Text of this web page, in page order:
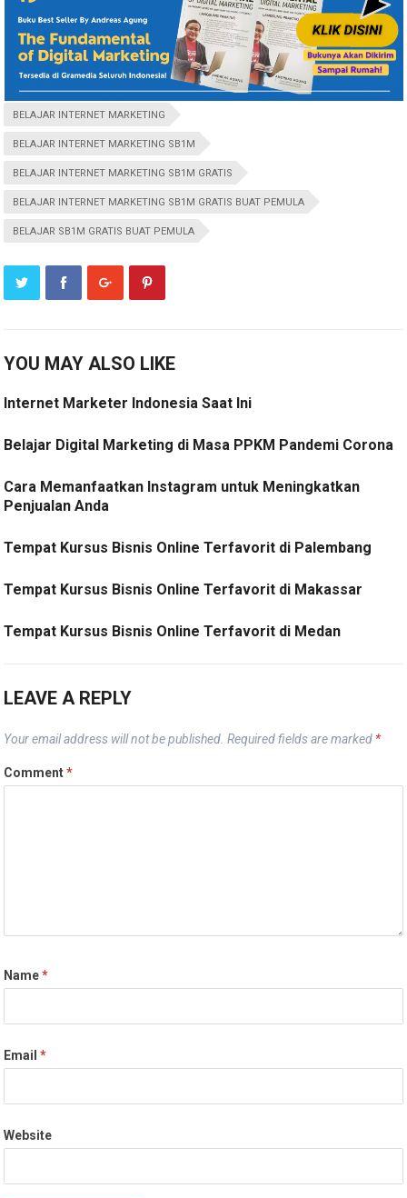
BELAJAR INTERNET MARKETING
BELAJAR INTERNET MARKETING SB1M
BELAJAR INTERNET MARKETING SB1M GRATIS
BELAJAR INTERNET MARKETING SB1M GRATIS BUAT PEMULA
BELAJAR SB1M GRATIS BUAT PEMULA
YOU MAY ALSO LIKE
Internet Marketer Indonesia Saat Ini
Belajar Digital Marketing di Masa PPKM Pandemi Corona
Cara Memanfaatkan Instagram untuk Meningkatkan
Penjualan Anda
Tempat Kursus Bisnis Online Terfavorit di Palembang
Tempat Kursus Bisnis Online Terfavorit di Makassar
Tempat Kursus Bisnis Online Terfavorit di Medan
LEAVE A REPLY
Your email address will not be published. Required fields are marked *
Comment*
Name*
Email*
Website